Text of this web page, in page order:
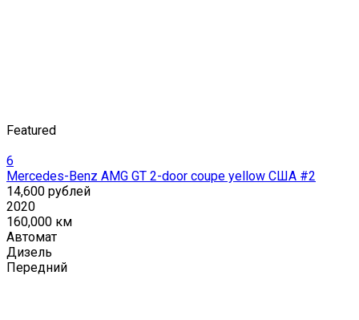
Featured
6
Mercedes-Benz AMG GT 2-door coupe yellow США #2
14,600 рублей
2020
160,000 км
Автомат
Дизель
Передний